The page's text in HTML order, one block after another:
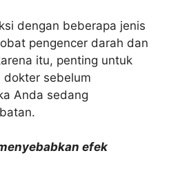
dengan beberapa jenis
pengencer darah dan
itu, penting untuk
dokter sebelum
Anda sedang
efek